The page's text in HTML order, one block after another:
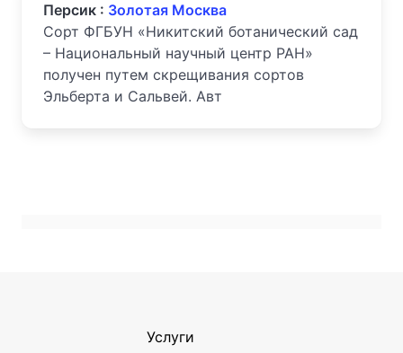
Персик : Золотая Москва
Сорт ФГБУН «Никитский ботанический сад
– Национальный научный центр РАН»
получен путем скрещивания сортов
Эльберта и Сальвей. Авт
Услуги